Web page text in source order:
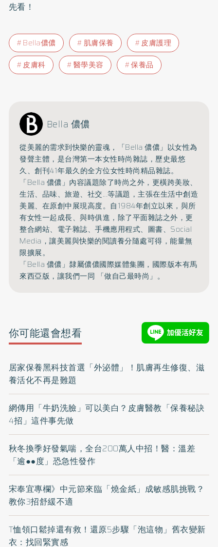
先看！
Bella儂儂 肌膚保養
皮膚護理
皮膚科
醫學美容 保養品
Bella 儂儂
從美麗的需求到快樂的靈魂，「Bella 儂儂」以女性為
發聲主體，是台灣第一本女性時尚雜誌，歷史最悠
久、創刊41年最久的全方位女性時尚精品雜誌。
「Bella 儂儂」內容議題除了時尚之外，更橫跨美妝、
生活、品味、旅遊、 社交...等議題，主張在生活中創造
美麗、在原創中展現高度。 自1984年創立以來，與所
有女性一起成長、與時俱進， 除了平面雜誌之外，更
整合網站、電子雜誌、手機應用程式、圖書、 Social
Media，讓美麗與快樂的閱讀養分隨處可得，能量無
限擴展。
「Bella 儂儂」隸屬儂儂國際媒體集團，國際版本有馬
來西亞版，讓我們一同 「做自己最時尚」。
你可能還會想看
居家保養黑科技首選「外泌體」！肌膚再生修復、滋
養活化不再是難題
網傳用「牛奶洗臉」可以美白？皮膚醫教「保養秘訣
4招」這件事先做
秋冬換季好發氣喘，全台200萬人中招！醫：溫差
「逾●●度」恐急性發作
宋奉宜專欄》中元節來臨「燒金紙」成敏感肌挑戰？
教你3招舒緩不適
T恤領口鬆掉還有救！還原5步驟「泡這物」舊衣變新
衣：找回緊實感